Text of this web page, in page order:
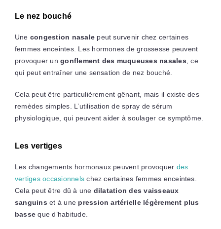
Le nez bouché
Une congestion nasale peut survenir chez certaines
femmes enceintes. Les hormones de grossesse peuvent
provoquer ungonflement des muqueuses nasales , ce
qui peut entraîner une sensation de nez bouché.
Cela peut être particulièrement gênant, mais il existe des
remèdes simples. L’utilisation de spray de sérum
physiologique, qui peuvent aider à soulager ce symptôme.
Les vertiges
Les changements hormonaux peuvent provoquer des
vertiges occasionnels chez certaines femmes enceintes.
Cela peut être dû à une dilatation des vaisseaux
sanguins et à une pression artérielle légèrement plus
basse que d’habitude.